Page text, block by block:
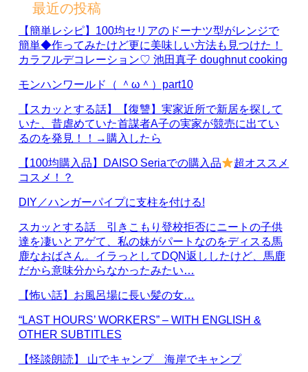
最近の投稿
【簡単レシピ】100均セリアのドーナツ型がレンジで
簡単◆作ってみたけど更に美味しい方法も見つけた！
カラフルデコレーション♡ 池田真子 doughnut cooking
モンハンワールド（ ＾ω＾）part10
【スカッとする話】【復讐】実家近所で新居を探して
いた、昔虐めていた首謀者A子の実家が競売に出てい
るのを発見！！→購入したら
【100均購入品】DAISO Seriaでの購入品
超オススメ
コスメ！？
DIY／ハンガーパイプに支柱を付ける!
スカッとする話 引きこもり登校拒否にニートの子供
達を凄いとアゲて、私の妹がパートなのをディスる馬
鹿なおばさん。イラっとしてDQN返ししたけど、馬鹿
だから意味分からなかったみたい…
【怖い話】お風呂場に長い髪の女…
“LAST HOURS’ WORKERS” – WITH ENGLISH &
OTHER SUBTITLES
【怪談朗読】 山でキャンプ 海岸でキャンプ